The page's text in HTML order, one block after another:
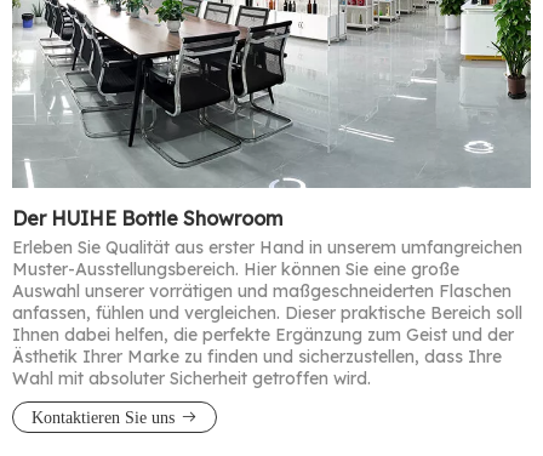
Der HUIHE Bottle Showroom
Erleben Sie Qualität aus erster Hand in unserem umfangreichen
Muster-Ausstellungsbereich. Hier können Sie eine große
Auswahl unserer vorrätigen und maßgeschneiderten Flaschen
anfassen, fühlen und vergleichen. Dieser praktische Bereich soll
Ihnen dabei helfen, die perfekte Ergänzung zum Geist und der
Ästhetik Ihrer Marke zu finden und sicherzustellen, dass Ihre
Wahl mit absoluter Sicherheit getroffen wird.​​​​​​​
Kontaktieren Sie uns